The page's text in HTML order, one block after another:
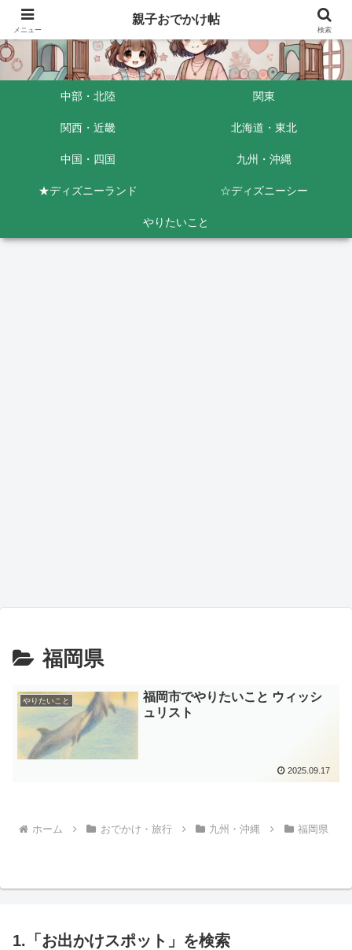
中部・北陸 関東
関西・近畿 北海道・東北
中国・四国 九州・沖縄
★ディズニーランド ☆ディズニーシー
やりたいこと
福岡県
やりたいこと
福岡市でやりたいこと ウィッシ
ュリスト
2025.09.17
ホーム おでかけ・旅行 九州・沖縄 福岡県
1.「お出かけスポット」を検索
メニュー
親子おでかけ帖
検索